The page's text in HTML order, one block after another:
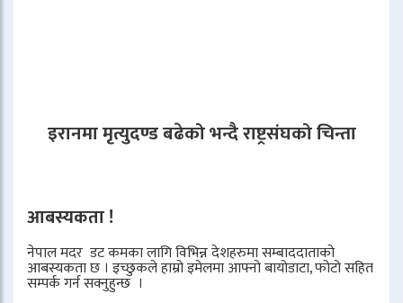
इरानमा मृत्युदण्ड बढेको भन्दै राष्ट्रसंघको चिन्ता
आबस्यकता !
नेपाल मदर डट कमका लागि विभिन्न देशहरुमा सम्बाददाताको
आबस्यकता छ । इच्छुकले हाम्रो इमेलमा आफ्नो बायोडाटा, फोटो सहित
सम्पर्क गर्न सक्नुहुन्छ ।